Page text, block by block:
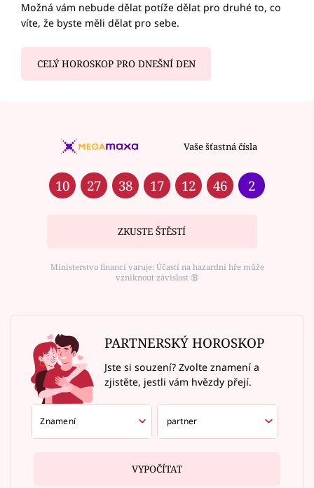
Možná vám nebude dělat potíže dělat pro druhé to, co
víte, že byste měli dělat pro sebe.
CELÝ HOROSKOP PRO DNEŠNÍ DEN
Vaše šťastná čísla
10 27 38 17 12 46 2
ZKUSTE ŠTĚSTÍ
Ministerstvo financí varuje: Účastí na hazardní hře může
vzniknout závislost ⑱
PARTNERSKÝ HOROSKOP
Jste si souzení? Zvolte znamení a
zjistěte, jestli vám hvězdy přejí.
VYPOČÍTAT